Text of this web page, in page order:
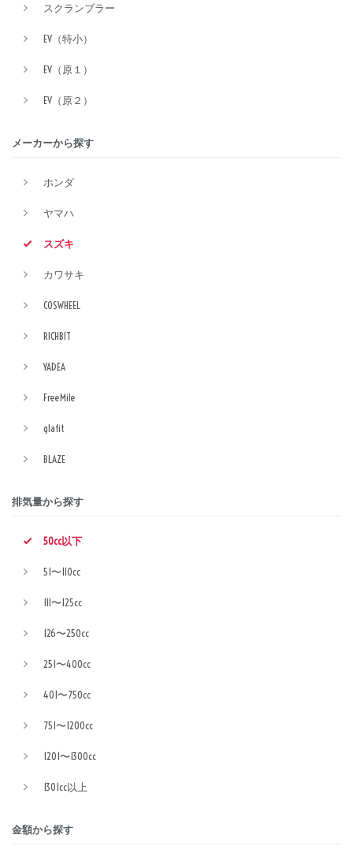
スクランブラー
EV（特小）
EV（原１）
EV（原２）
メーカーから探す
ホンダ
ヤマハ
スズキ
カワサキ
COSWHEEL
RICHBIT
YADEA
FreeMile
glafit
BLAZE
排気量から探す
50cc以下
51〜110cc
111〜125cc
126〜250cc
251〜400cc
401〜750cc
751〜1200cc
1201〜1300cc
1301cc以上
金額から探す